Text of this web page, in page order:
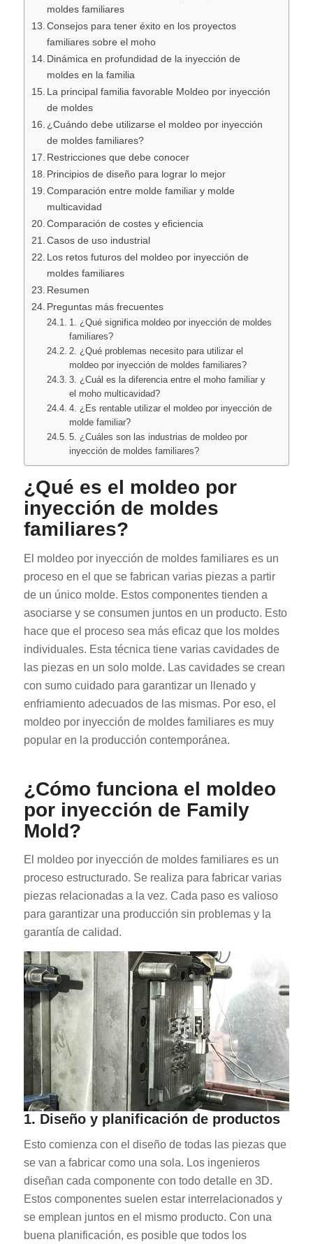
moldes familiares
Consejos para tener éxito en los proyectos
familiares sobre el moho
Dinámica en profundidad de la inyección de
moldes en la familia
La principal familia favorable Moldeo por inyección
de moldes
¿Cuándo debe utilizarse el moldeo por inyección
de moldes familiares?
Restricciones que debe conocer
Principios de diseño para lograr lo mejor
Comparación entre molde familiar y molde
multicavidad
Comparación de costes y eficiencia
Casos de uso industrial
Los retos futuros del moldeo por inyección de
moldes familiares
Resumen
Preguntas más frecuentes
1. ¿Qué significa moldeo por inyección de moldes
familiares?
2. ¿Qué problemas necesito para utilizar el
moldeo por inyección de moldes familiares?
3. ¿Cuál es la diferencia entre el moho familiar y
el moho multicavidad?
4. ¿Es rentable utilizar el moldeo por inyección de
molde familiar?
5. ¿Cuáles son las industrias de moldeo por
inyección de moldes familiares?
¿Qué es el moldeo por
inyección de moldes
familiares?
El moldeo por inyección de moldes familiares es un
proceso en el que se fabrican varias piezas a partir
de un único molde. Estos componentes tienden a
asociarse y se consumen juntos en un producto. Esto
hace que el proceso sea más eficaz que los moldes
individuales. Esta técnica tiene varias cavidades de
las piezas en un solo molde. Las cavidades se crean
con sumo cuidado para garantizar un llenado y
enfriamiento adecuados de las mismas. Por eso, el
moldeo por inyección de moldes familiares es muy
popular en la producción contemporánea.
¿Cómo funciona el moldeo
por inyección de Family
Mold?
El moldeo por inyección de moldes familiares es un
proceso estructurado. Se realiza para fabricar varias
piezas relacionadas a la vez. Cada paso es valioso
para garantizar una producción sin problemas y la
garantía de calidad.
1. Diseño y planificación de productos
Esto comienza con el diseño de todas las piezas que
se van a fabricar como una sola. Los ingenieros
diseñan cada componente con todo detalle en 3D.
Estos componentes suelen estar interrelacionados y
se emplean juntos en el mismo producto. Con una
buena planificación, es posible que todos los